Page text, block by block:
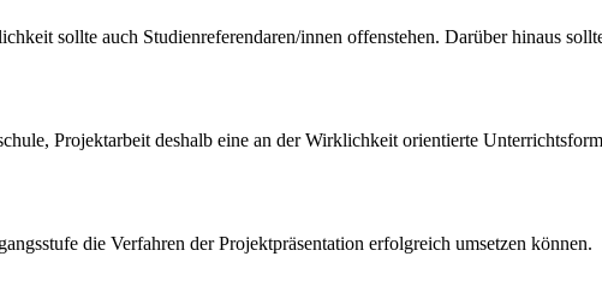
sollte auch Studienreferendaren/innen offenstehen. Darüber hinaus
Projektarbeit deshalb eine an der Wirklichkeit orientierte
die Verfahren der Projektpräsentation erfolgreich um­setzen können.